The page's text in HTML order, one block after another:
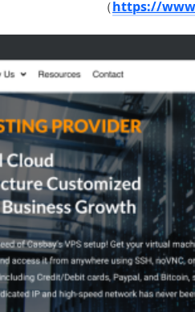
（https://